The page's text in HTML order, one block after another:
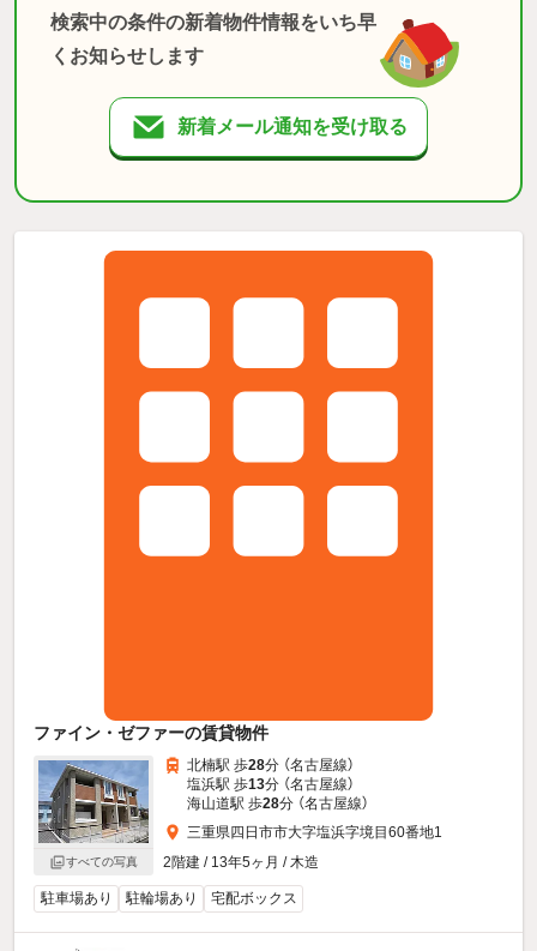
検索中の条件の新着物件情報をいち早
くお知らせします
新着メール通知を受け取る
ファイン・ゼファーの賃貸物件
すべての写真
北楠駅 歩28分 （名古屋線）
塩浜駅 歩13分 （名古屋線）
海山道駅 歩28分 （名古屋線）
三重県四日市市大字塩浜字境目60番地1
2階建 / 13年5ヶ月 / 木造
駐車場あり 駐輪場あり 宅配ボックス